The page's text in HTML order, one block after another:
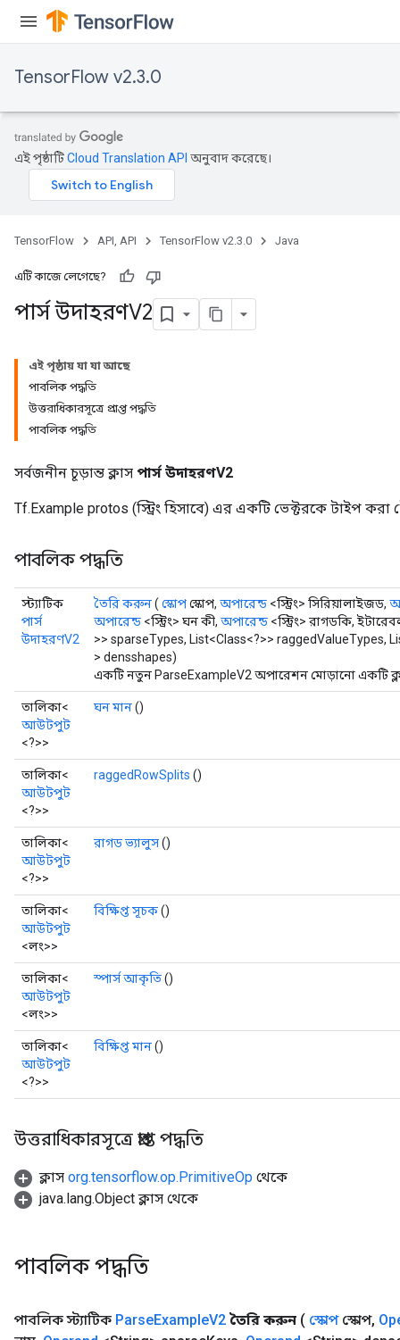
TensorFlow v2.3.0
এই পৃষ্ঠাটিCloud Translation API অনুবাদ করেছে।
TensorFlow API, API TensorFlow v2.3.0 Java
এটি কাজে লেগেছে?
পার্স উদাহরণV2
এই পৃষ্ঠায় যা যা আছে
পাবলিক পদ্ধতি
উত্তরাধিকারসূত্রে প্রাপ্ত পদ্ধতি
পাবলিক পদ্ধতি
সর্বজনীন চূড়ান্ত ক্লাস পার্স উদাহরণV2
Tf.Example protos (স্ট্রিং হিসাবে) এর একটি ভেক্টরকে টাইপ করা
পাবলিক পদ্ধতি
স্ট্যাটিক
পার্স
উদাহরণV2
তৈরি করুন( স্কোপস্কোপ, অপারেন্ড <স্ট্রিং> সিরিয়ালাইজড,
অপারেন্ড <স্ট্রিং> ঘন কী, অপারেন্ড <স্ট্রিং> রাগডকি,
>> sparseTypes, List<Class<?>> raggedValueTypes,
> densshapes)
একটি নতুন ParseExampleV2 অপারেশন মোড়ানো একটি
তালিকা<
আউটপুট
<?>>
ঘন মান()
তালিকা<
আউটপুট
<?>>
raggedRowSplits ()
তালিকা<
আউটপুট
<?>>
রাগড ভ্যালুস()
তালিকা<
আউটপুট
<লং>>
বিক্ষিপ্ত সূচক()
তালিকা<
আউটপুট
<লং>>
স্পার্স আকৃতি()
তালিকা<
আউটপুট
<?>>
বিক্ষিপ্ত মান()
উত্তরাধিকারসূত্রে প্রাপ্ত পদ্ধতি
ক্লাস org.tensorflow.op.PrimitiveOp থেকে
java.lang.Object ক্লাস থেকে
পাবলিক পদ্ধতি
পাবলিক স্ট্যাটিক ParseExampleV2 তৈরি করুন ( স্কোপস্কোপ,